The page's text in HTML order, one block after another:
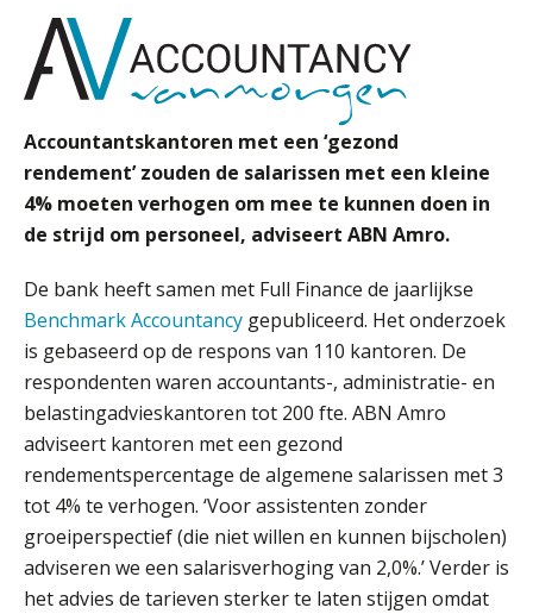
Accountantskantoren met een ‘gezond
rendement’ zouden de salarissen met een kleine
4% moeten verhogen om mee te kunnen doen in
de strijd om personeel, adviseert ABN Amro.
De bank heeft samen met Full Finance de jaarlijkse
Benchmark Accountancy gepubliceerd. Het onderzoek
is gebaseerd op de respons van 110 kantoren. De
respondenten waren accountants-, administratie- en
belastingadvieskantoren tot 200 fte. ABN Amro
adviseert kantoren met een gezond
rendementspercentage de algemene salarissen met 3
tot 4% te verhogen. ‘Voor assistenten zonder
groeiperspectief (die niet willen en kunnen bijscholen)
adviseren we een salarisverhoging van 2,0%.’ Verder is
het advies de tarieven sterker te laten stijgen omdat